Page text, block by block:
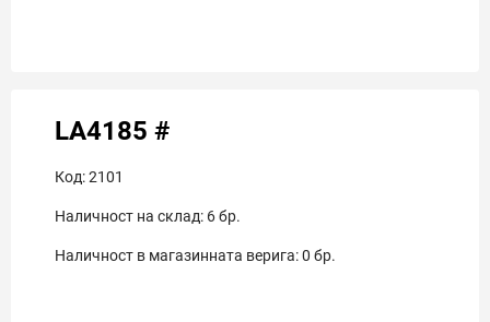
LA4185 #
Код:2101
Наличност на склад: 6бр.
Наличност в магазинната верига:0 бр.